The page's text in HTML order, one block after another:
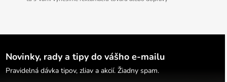
Novinky, rady a tipy do vášho e-mailu
Pravidelná dávka tipov, zliav a akcií. Žiadny spam.